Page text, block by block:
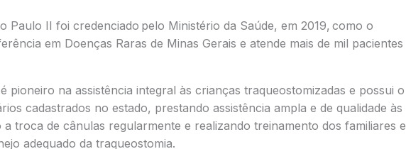
Paulo II foi credenciado pelo Ministério da Saúde, em 2019, como o
em Doenças Raras de Minas Gerais e atende mais de mil pacientes
pioneiro na assistência integral às crianças traqueostomizadas e possui o
cadastrados no estado, prestando assistência ampla e de qualidade às
troca de cânulas regularmente e realizando treinamento dos familiares e
adequado da traqueostomia.